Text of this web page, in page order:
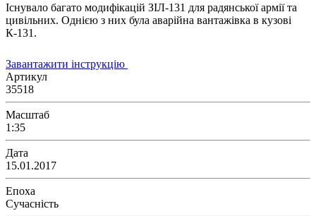
Існувало багато модифікацій ЗІЛ-131 для радянської армії та
цивільних. Однією з них була аварійна вантажівка в кузові
К-131.
Завантажити інструкцію
Артикул
35518
Масштаб
1:35
Дата
15.01.2017
Епоха
Сучасність